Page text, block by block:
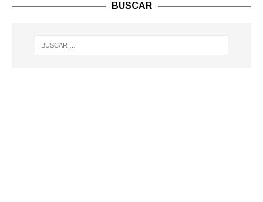
BUSCAR